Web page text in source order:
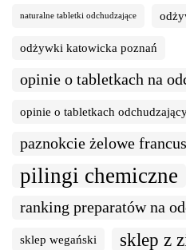
naturalne tabletki odchudzające
odżywki katowicka poznań
opinie o tabletkach na
opinie o tabletkach
paznokcie żelowe
pilingi chemiczne
ranking preparatów na
sklep wegański sklep z